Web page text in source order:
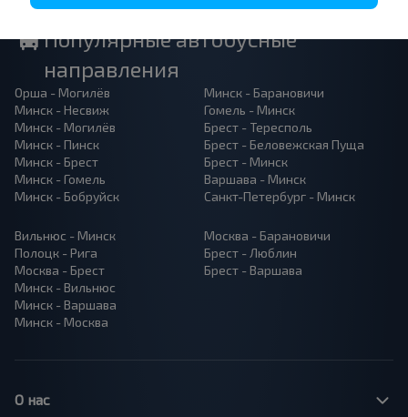
Популярные автобусные
направления
Орша - Могилёв
Минск - Несвиж
Минск - Могилёв
Минск - Пинск
Минск - Брест
Минск - Гомель
Минск - Бобруйск
Минск - Барановичи
Гомель - Минск
Брест - Тересполь
Брест - Беловежская Пуща
Брест - Минск
Варшава - Минск
Санкт-Петербург - Минск
Вильнюс - Минск
Полоцк - Рига
Москва - Брест
Минск - Вильнюс
Минск - Варшава
Минск - Москва
Москва - Барановичи
Брест - Люблин
Брест - Варшава
О нас